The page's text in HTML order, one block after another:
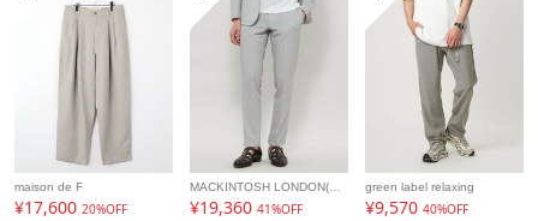
maison de F
¥17,600 20%OFF
MACKINTOSH LONDON(MENS)
¥19,36041%OFF
green label relaxing
¥9,57040%OFF